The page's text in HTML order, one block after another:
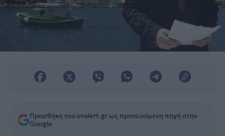
Προσθήκη του onalert.gr ως προτεινόμενη πηγή στην
Google